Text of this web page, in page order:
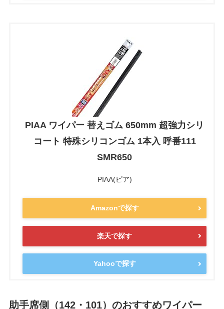
PIAA ワイパー 替えゴム 650mm 超強力シリ
コート 特殊シリコンゴム 1本入 呼番111
SMR650
PIAA(ピア)
Amazonで探す
楽天で探す
Yahooで探す
助手席側（142・101）のおすすめワイパー